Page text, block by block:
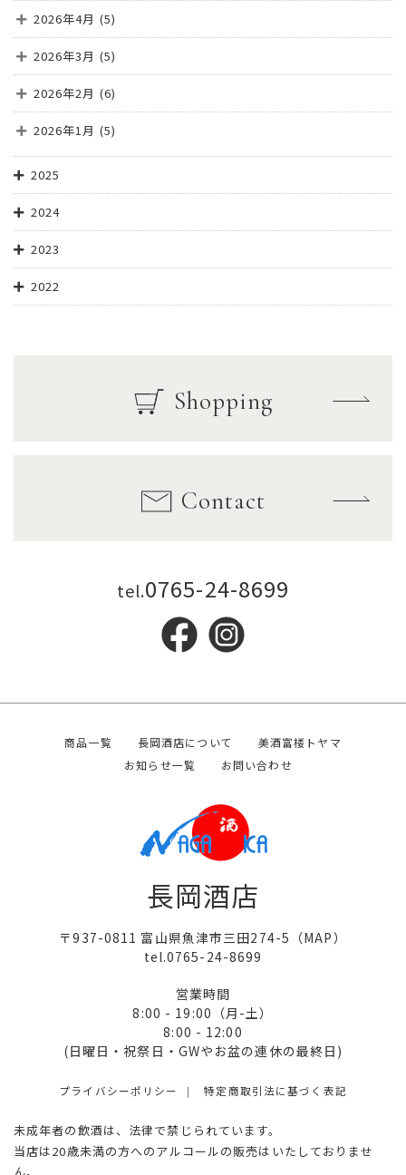
2026年4月 (5)
2026年3月 (5)
2026年2月 (6)
2026年1月 (5)
2025
2024
2023
2022
Shopping
Contact
tel.0765-24-8699
商品一覧 長岡酒店について
美酒富楼トヤマ
お知らせ一覧
お問い合わせ
長岡酒店
〒937-0811 富山県魚津市三田274-5（MAP）
tel.0765-24-8699
営業時間
8:00 - 19:00（月-土）
8:00 - 12:00
(日曜日・祝祭日・GWやお盆の連休の最終日)
プライバシーポリシー 特定商取引法に基づく表記
未成年者の飲酒は、法律で禁じられています。
当店は20歳未満の方へのアルコールの販売はいたしておりませ